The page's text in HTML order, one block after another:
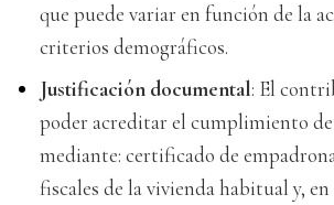
que puede variar en función de la
criterios demográficos.
Justificación documental: El
poder acreditar el cumplimiento
mediante: certificado de
fiscales de la vivienda habitual y, en